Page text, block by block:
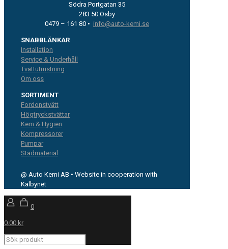
Södra Portgatan 35
283 50 Osby
0479 – 161 80 • info@auto-kemi.se
SNABBLÄNKAR
Installation
Service & Underhåll
Tvättutrustning
Om oss
SORTIMENT
Fordonstvätt
Högtryckstvättar
Kem & Hygien
Kompressorer
Pumpar
Städmaterial
@ Auto Kemi AB • Website in cooperation with
Kalbynet
0
0.00 kr